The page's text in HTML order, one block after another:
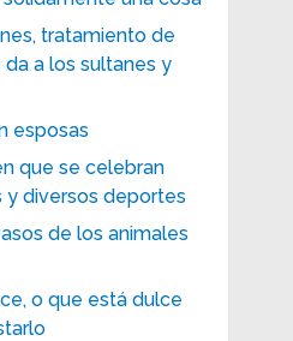
tratamiento de
a los sultanes y
esposas
que se celebran
y diversos deportes
de los animales
o que está dulce